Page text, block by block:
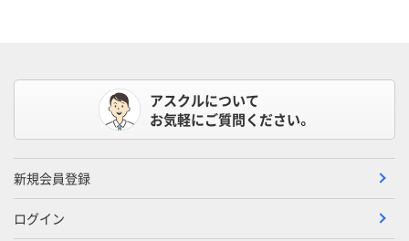
アスクルについて
お気軽にご質問ください。
新規会員登録
ログイン